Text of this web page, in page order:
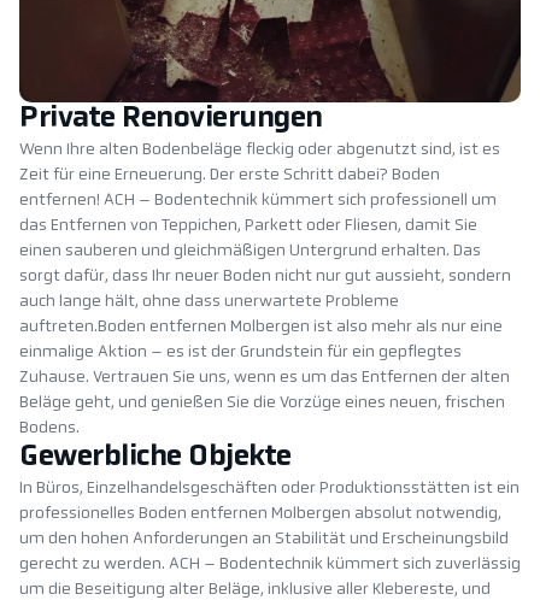
Private Renovierungen
Wenn Ihre alten Bodenbeläge fleckig oder abgenutzt sind, ist es
Zeit für eine Erneuerung. Der erste Schritt dabei? Boden
entfernen! ACH – Bodentechnik kümmert sich professionell um
das Entfernen von Teppichen, Parkett oder Fliesen, damit Sie
einen sauberen und gleichmäßigen Untergrund erhalten. Das
sorgt dafür, dass Ihr neuer Boden nicht nur gut aussieht, sondern
auch lange hält, ohne dass unerwartete Probleme
auftreten.Boden entfernen Molbergen ist also mehr als nur eine
einmalige Aktion – es ist der Grundstein für ein gepflegtes
Zuhause. Vertrauen Sie uns, wenn es um das Entfernen der alten
Beläge geht, und genießen Sie die Vorzüge eines neuen, frischen
Bodens.
Gewerbliche Objekte
In Büros, Einzelhandelsgeschäften oder Produktionsstätten ist ein
professionelles Boden entfernen Molbergen absolut notwendig,
um den hohen Anforderungen an Stabilität und Erscheinungsbild
gerecht zu werden. ACH – Bodentechnik kümmert sich zuverlässig
um die Beseitigung alter Beläge, inklusive aller Klebereste, und